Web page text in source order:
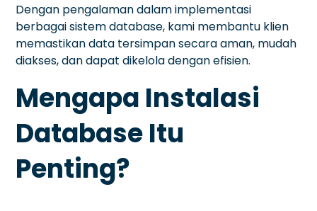
Dengan pengalaman dalam implementasi
berbagai sistem database, kami membantu klien
memastikan data tersimpan secara aman, mudah
diakses, dan dapat dikelola dengan efisien.
Mengapa Instalasi
Database Itu
Penting?